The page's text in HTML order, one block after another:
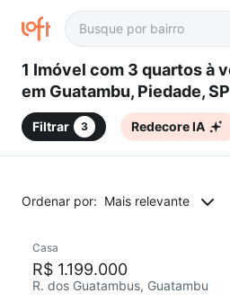
1 Imóvel com 3 quartos à venda
em Guatambu, Piedade, SP
Filtrar 3 Redecore IA
Ordenar por: Mais relevante
Casa
R$ 1.199.000
R. dos Guatambus, Guatambu